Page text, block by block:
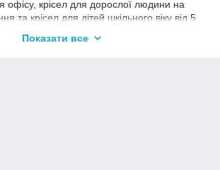
офісу, крісел для дорослої людини на
та крісел для дітей шкільного віку від 5
регулювання за безліччю параметрів,
Показати все